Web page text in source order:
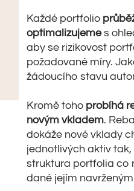
Každé portfolio
optimalizujemes
aby se rizikovost
požadované míry.
žádoucího stavu
Kromě toho probíhá
novým vkladem.
dokáže nové vklady
jednotlivých aktiv
struktura portfolia co
dané jejím